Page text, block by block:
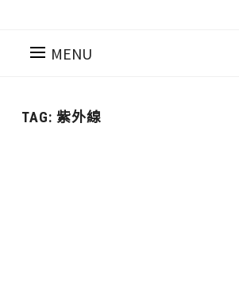
MENU
TAG: 紫外線